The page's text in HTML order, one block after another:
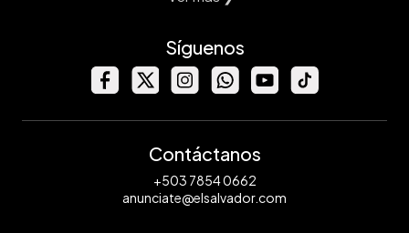
Síguenos
Contáctanos
+503 7854 0662
anunciate@elsalvador.com